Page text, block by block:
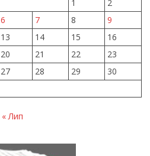
1
2
6 7 8
9
13 14 15
16
20 21 22
23
27 28 29
30
« Лип